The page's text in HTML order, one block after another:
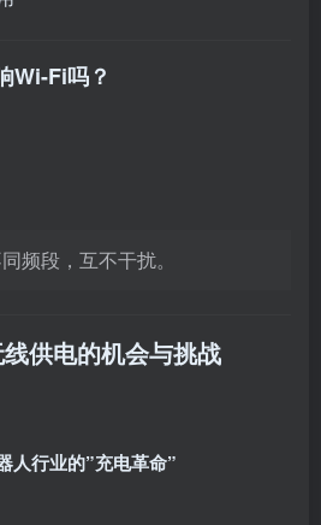
Wi-Fi吗？
频段，互不干扰。
供电的机会与挑战
人行业的”充电革命”